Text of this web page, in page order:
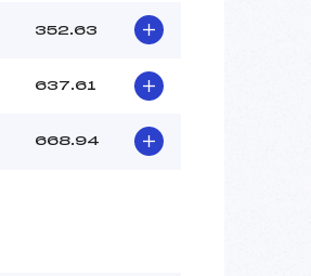
352.63
637.61
668.94